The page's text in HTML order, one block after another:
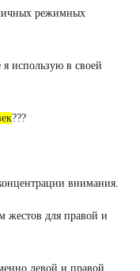
режимных
использую в своей
???
внимания.
жестов для правой и
левой и правой